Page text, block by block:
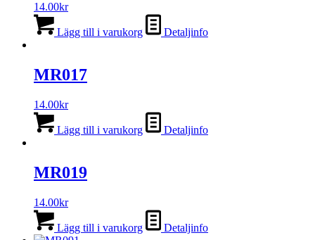
14.00kr
Lägg till i varukorg Detaljinfo
MR017
14.00kr
Lägg till i varukorg Detaljinfo
MR019
14.00kr
Lägg till i varukorg Detaljinfo